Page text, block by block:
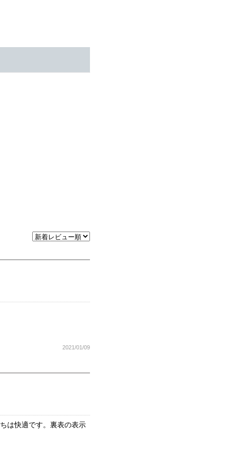
2021/01/09
は快適です。裏表の表示